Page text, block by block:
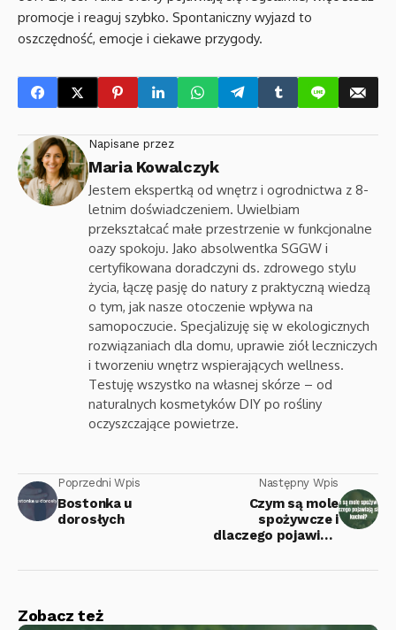
promocje i reaguj szybko. Spontaniczny wyjazd to
oszczędność, emocje i ciekawe przygody.
Napisane przez
Maria Kowalczyk
Jestem ekspertką od wnętrz i ogrodnictwa z 8-
letnim doświadczeniem. Uwielbiam
przekształcać małe przestrzenie w funkcjonalne
oazy spokoju. Jako absolwentka SGGW i
certyfikowana doradczyni ds. zdrowego stylu
życia, łączę pasję do natury z praktyczną wiedzą
o tym, jak nasze otoczenie wpływa na
samopoczucie. Specjalizuję się w ekologicznych
rozwiązaniach dla domu, uprawie ziół leczniczych
i tworzeniu wnętrz wspierających wellness.
Testuję wszystko na własnej skórze – od
naturalnych kosmetyków DIY po rośliny
oczyszczające powietrze.
Poprzedni Wpis
Bostonka u
dorosłych
Następny Wpis
Czym są mole
spożywcze i
dlaczego pojawiają
Zobacz też